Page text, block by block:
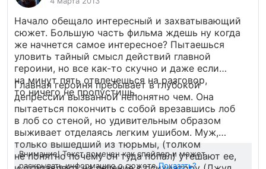
Начало обещало интересный и захватывающий
сюжет. Большую часть фильма ждешь ну когда
же начнется самое интересное? Пытаешься
уловить тайный смысл действий главной
героини, но все как-то скучно и даже если
на минут пять отвлечешься на разговор,
то ничего не пропустишь.
Главная героиня пребывает в глубокой
депрессии вызванной непонятно чем. Она
пытаеться покончить с собой врезавшись лоб
в лоб со стеной, но удивительным образом
выживает отделаясь легким ушибом. Муж,
только вышедший из тюрьмы, (толком
не понятно почему он туда попал) утешают ее,
Внимание! Текст помечен как спойлер и может
раскрывать информацию о сюжете.Показать?